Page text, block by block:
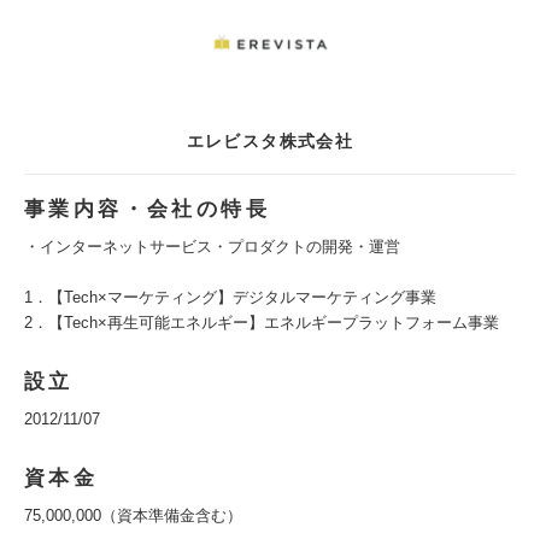
エレビスタ株式会社
事業内容・会社の特長
・インターネットサービス・プロダクトの開発・運営
1．【Tech×マーケティング】デジタルマーケティング事業
2．【Tech×再生可能エネルギー】エネルギープラットフォーム事業
設立
2012/11/07
資本金
75,000,000（資本準備金含む）